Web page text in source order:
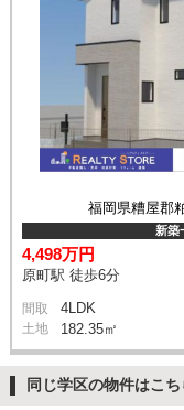
福岡県糟屋郡
新築
4,498万円
原町駅 徒歩6分
間取 4LDK
土地 182.35㎡
同じ学区の物件はこち